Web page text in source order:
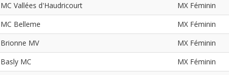
MC Vallées d'Haudricourt MX Féminin
MC Belleme MX Féminin
Brionne MV MX Féminin
Basly MC MX Féminin